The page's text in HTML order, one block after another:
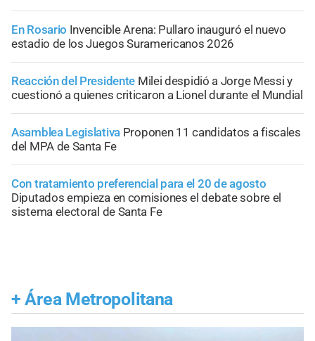
En Rosario Invencible Arena: Pullaro inauguró el nuevo
estadio de los Juegos Suramericanos 2026
Reacción del Presidente Milei despidió a Jorge Messi y
cuestionó a quienes criticaron a Lionel durante el Mundial
Asamblea Legislativa Proponen 11 candidatos a fiscales
del MPA de Santa Fe
Con tratamiento preferencial para el 20 de agosto
Diputados empieza en comisiones el debate sobre el
sistema electoral de Santa Fe
+ Área Metropolitana